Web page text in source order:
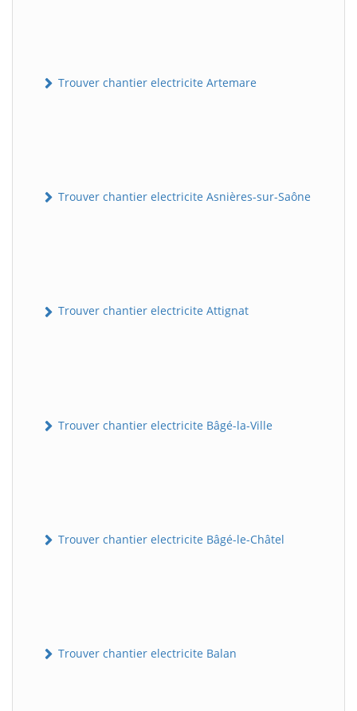
Trouver chantier electricite Artemare
Trouver chantier electricite Asnières-sur-Saône
Trouver chantier electricite Attignat
Trouver chantier electricite Bâgé-la-Ville
Trouver chantier electricite Bâgé-le-Châtel
Trouver chantier electricite Balan